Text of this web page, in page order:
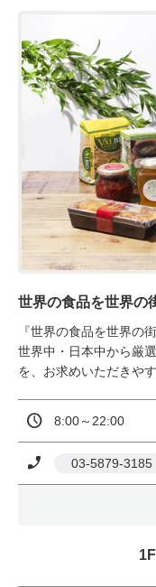
世界の食品を世界の
『世界の食品を世界の
世界中・日本中から厳
を、お求めいただきや
8:00～22:00
03-5879-3185
1F